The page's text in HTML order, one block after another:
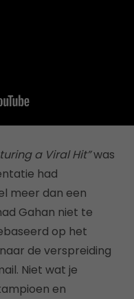
a Viral Hit”was
had
meer dan een
Gahan niet te
op het
de verspreiding
Niet wat je
en